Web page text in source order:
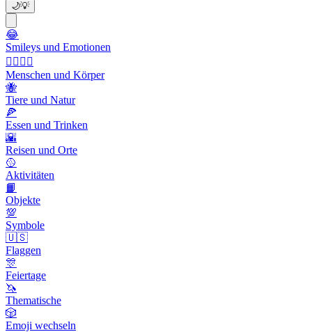
🌙💡
😂
Smileys und Emotionen
👩‍❤️‍💋‍👨
Menschen und Körper
🐝
Tiere und Natur
🍕
Essen und Trinken
🌇
Reisen und Orte
🥎
Aktivitäten
📙
Objekte
💯
Symbole
🇺🇸
Flaggen
🎊
Feiertage
🦄
Thematische
🎲
Emoji wechseln